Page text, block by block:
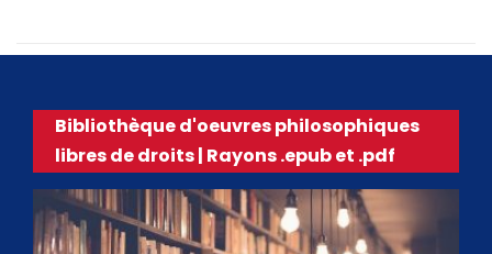
Bibliothèque d'oeuvres philosophiques
libres de droits | Rayons .epub et .pdf